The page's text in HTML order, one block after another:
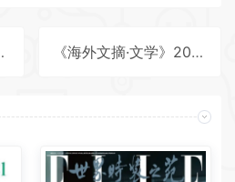
《海外文摘·文学》2025年第10期全彩精校PDF杂志下载